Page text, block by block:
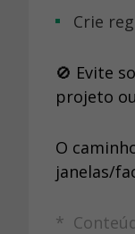
Crie
🚫 Evite
projeto
O
janelas/
*